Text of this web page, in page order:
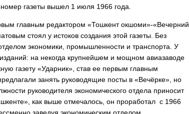
газеты вышел 1 июля 1966 года.
главным редактором «Тошкент окшоми»-«Вечерний
стоял у истоков создания этой газеты. Без
экономики, промышленности и транспорта. У
на некогда крупнейшем и мощном авиазаводе
газету «Ударник», став ее первым главным
занять руководящие посты в «Вечёрке», но
руководителя экономического отдела приносит
как выше отмечалось, он проработал с 1966